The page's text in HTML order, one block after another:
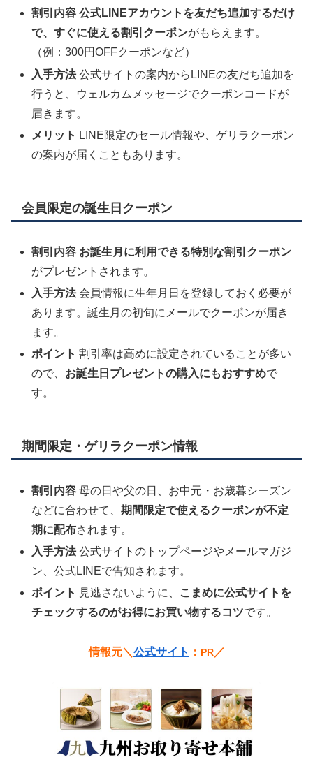
割引内容 公式LINEアカウントを友だち追加するだけ
で、すぐに使える割引クーポンがもらえます。
（例：300円OFFクーポンなど）
入手方法公式サイトの案内からLINEの友だち追加を
行うと、ウェルカムメッセージでクーポンコードが
届きます。
メリット LINE限定のセール情報や、ゲリラクーポン
の案内が届くこともあります。
会員限定の誕生日クーポン
割引内容 お誕生月に利用できる特別な割引クーポン
がプレゼントされます。
入手方法会員情報に生年月日を登録しておく必要が
あります。誕生月の初旬にメールでクーポンが届き
ます。
ポイント 割引率は高めに設定されていることが多い
ので、 お誕生日プレゼントの購入にもおすすめで
す。
期間限定・ゲリラクーポン情報
割引内容 母の日や父の日、お中元・お歳暮シーズン
などに合わせて、期間限定で使えるクーポンが不定
期に配布されます。
入手方法公式サイトのトップページやメールマガジ
ン、公式LINEで告知されます。
ポイント 見逃さないように、
こまめに公式サイトを
チェックするのがお得にお買い物するコツです。
情報元＼ 公式サイト ： PR／